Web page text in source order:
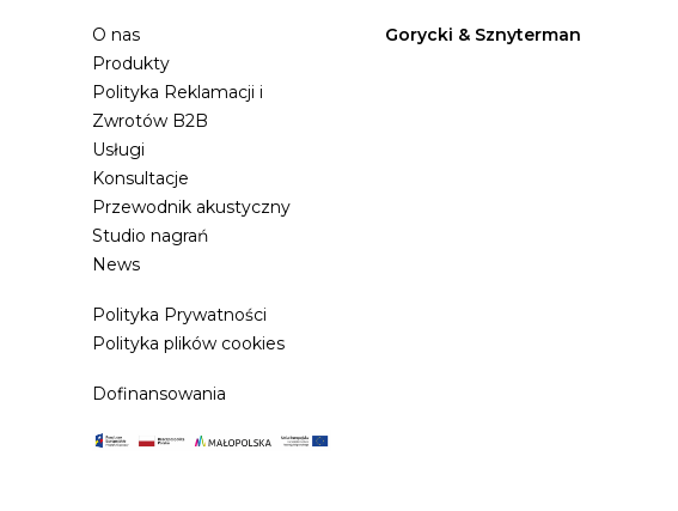
O nas
Produkty
Polityka Reklamacji i
Zwrotów B2B
Usługi
Konsultacje
Przewodnik akustyczny
Studio nagrań
News
Polityka Prywatności
Polityka plików cookies
Dofinansowania
Gorycki & Sznyterman